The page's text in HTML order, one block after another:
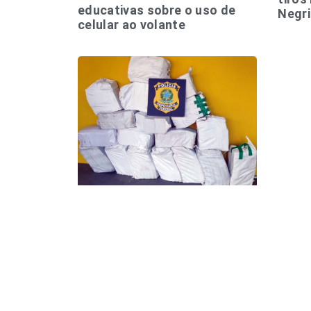
educativas sobre o uso de
celular ao volante